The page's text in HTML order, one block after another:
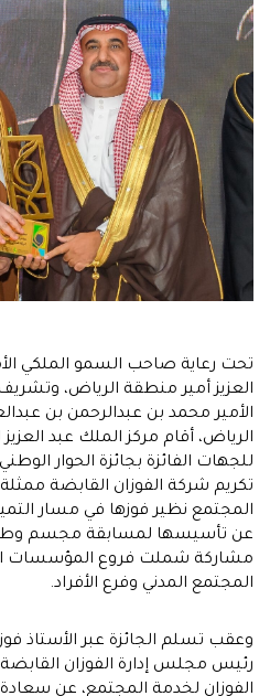
تحت رعاية صاحب السمو الملكي
العزيز أمير منطقة الرياض،
الأمير محمد بن عبدالرحمن بن
الرياض، أقام مركز الملك عبد
للجهات الفائزة بجائزة الحوار
تكريم شركة الفوزان القابضة ممثلة
المجتمع نظير فوزها في مسار
مشاركة شملت فروع المؤسسات
المجتمع المدني وفرع الأفراد.
وعقب تسلم الجائزة عبر الأستاذ
رئيس مجلس إدارة الفوزان
الفوزان لخدمة المجتمع، عن